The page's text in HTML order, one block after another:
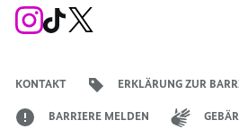
Zum
Instagram-
Zum
TikTok-
KONTAKT ERKLÄRUNG ZUR
BARRIERE MELDEN